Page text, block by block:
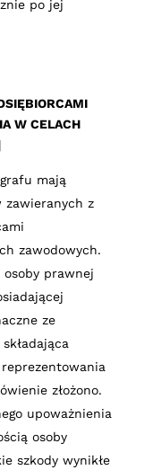
po jej
W CELACH
mają
zawieranych z
zawodowych.
osoby prawnej
ze
złożono.
upoważnienia
osoby
szkody wynikłe